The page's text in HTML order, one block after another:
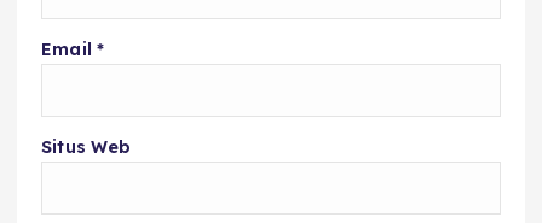
Email *
Situs Web